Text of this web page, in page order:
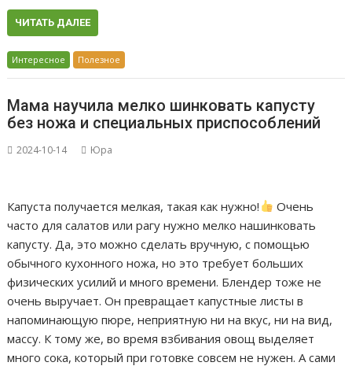
ЧИТАТЬ ДАЛЕЕ
Интересное Полезное
Мама научила мелко шинковать капусту
без ножа и специальных приспособлений
2024-10-14 Юра
Капуста получается мелкая, такая как нужно!
Очень
часто для салатов или рагу нужно мелко нашинковать
капусту. Да, это можно сделать вручную, с помощью
обычного кухонного ножа, но это требует больших
физических усилий и много времени. Блендер тоже не
очень выручает. Он превращает капустные листы в
напоминающую пюре, неприятную ни на вкус, ни на вид,
массу. К тому же, во время взбивания овощ выделяет
много сока, который при готовке совсем не нужен. А сами